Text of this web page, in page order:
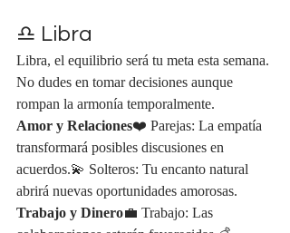
♎ Libra
Libra, el equilibrio será tu meta esta semana.
No dudes en tomar decisiones aunque
rompan la armonía temporalmente.
Amor y Relaciones❤️ Parejas: La empatía
transformará posibles discusiones en
acuerdos.💫 Solteros: Tu encanto natural
abrirá nuevas oportunidades amorosas.
Trabajo y Dinero💼 Trabajo: Las